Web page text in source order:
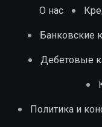
О нас
Банковские
Дебетовые
Политика и